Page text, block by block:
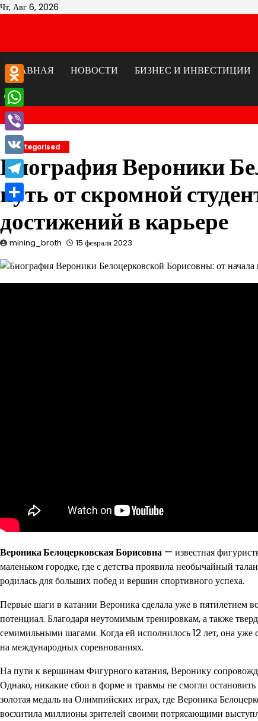
Перейти
Чт, Авг 6, 2026
ГЛАВНАЯ
НОВОСТИ БИЗНЕС И ИНВЕСТИЦИИ
Uncategorised
Биография Вероники
путь от скромной
достижений в карьере
mining_broth 15 февраля 2023
Вероника Белоцерковская Борисовна — известная
маленьком городке, где с детства проявила необычайный
родилась для больших побед и вершин спортивного успеха.
Первые шаги в катании Вероника сделала уже в пятилетнем
потенциал. Благодаря неутомимым тренировкам, а также
семимильными шагами. Когда ей исполнилось 12 лет, она уже
на международных соревнованиях.
На пути к вершинам Фигурного катания, Веронику
Однако, никакие сбои в форме и травмы не смогли
золотая медаль на Олимпийских играх, где Вероника
восхитила миллионы зрителей своими потрясающими
Odnoklassniki
WhatsApp
Viber
VK
Telegram
Отправить